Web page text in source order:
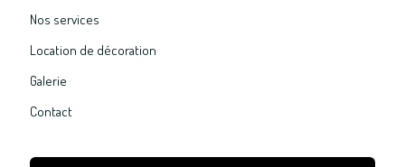
Nos services
Location de décoration
Galerie
Contact